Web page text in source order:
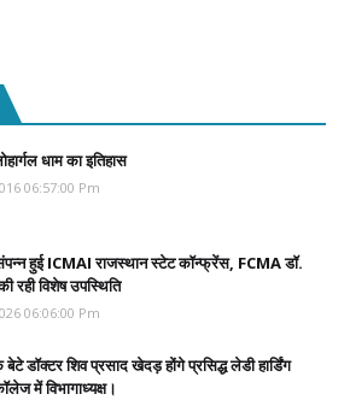
धाम का इतिहास
06:57:00 Pm
हुई ICMAI राजस्थान स्टेट कॉन्फ्रेंस, FCMA डॉ.
रही विशेष उपस्थिति
06:06:00 Pm
डॉक्टर शिव प्रसाद खेदड़ होंगे प्रसिद्ध लेडी हार्डिंग
में विभागाध्यक्ष।